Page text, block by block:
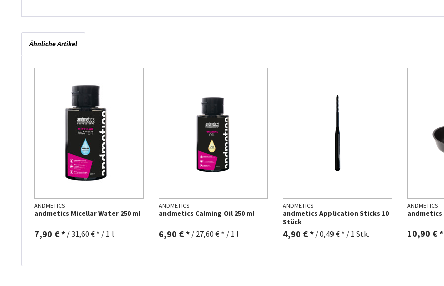
Ähnliche Artikel
ANDMETICS
andmetics Micellar Water 250 ml
7,90 € * /31,60 € * / 1 l
ANDMETICS
andmetics Calming Oil 250 ml
6,90 € * / 27,60 € * / 1 l
ANDMETICS
andmetics Application Sticks 10
Stück
4,90 € * /0,49 € * / 1 Stk.
ANDMETICS
andmetics
10,90 € *